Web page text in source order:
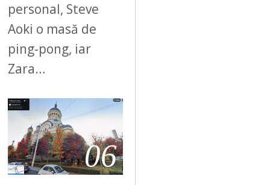
personal, Steve
Aoki o masă de
ping-pong, iar
Zara…
06